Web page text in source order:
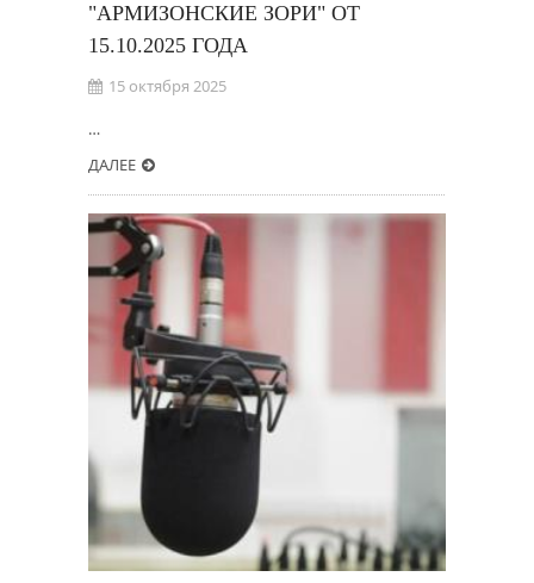
"АРМИЗОНСКИЕ ЗОРИ" ОТ
15.10.2025 ГОДА
15 октября 2025
…
ДАЛЕЕ